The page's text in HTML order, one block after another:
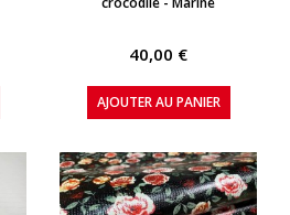
40,00 €
AJOUTER AU PANIER